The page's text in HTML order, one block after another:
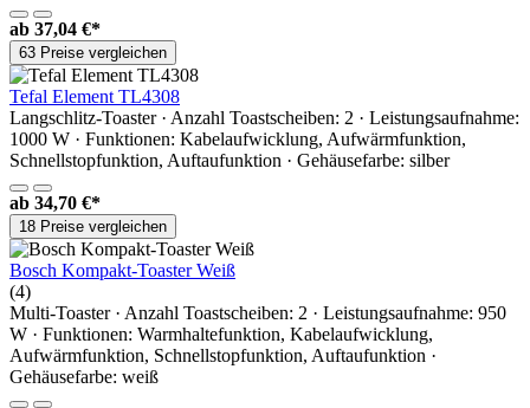
ab 37,04 €*
63 Preise vergleichen
Tefal Element TL4308
Langschlitz-Toaster · Anzahl Toastscheiben: 2 · Leistungsaufnahme:
1000 W · Funktionen: Kabelaufwicklung, Aufwärmfunktion,
Schnellstopfunktion, Auftaufunktion · Gehäusefarbe: silber
ab 34,70 €*
18 Preise vergleichen
Bosch Kompakt-Toaster Weiß
(4)
Multi-Toaster · Anzahl Toastscheiben: 2 · Leistungsaufnahme: 950
W · Funktionen: Warmhaltefunktion, Kabelaufwicklung,
Aufwärmfunktion, Schnellstopfunktion, Auftaufunktion ·
Gehäusefarbe: weiß